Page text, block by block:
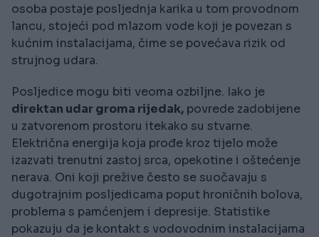
osoba postaje posljednja karika u tom provodnom
lancu, stojeći pod mlazom vode koji je povezan s
kućnim instalacijama, čime se povećava rizik od
strujnog udara.
Posljedice mogu biti veoma ozbiljne. Iako je
direktan udar groma rijedak, povrede zadobijene
u zatvorenom prostoru itekako su stvarne.
Električna energija koja prođe kroz tijelo može
izazvati trenutni zastoj srca, opekotine i oštećenje
nerava. Oni koji prežive često se suočavaju s
dugotrajnim posljedicama poput hroničnih bolova,
problema s pamćenjem i depresije. Statistike
pokazuju da je kontakt s vodovodnim instalacijama